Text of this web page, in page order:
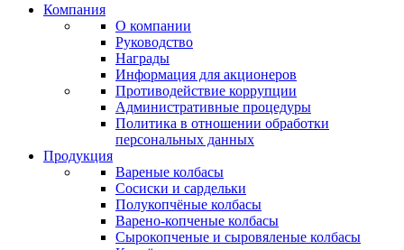
Компания
О компании
Руководство
Награды
Информация для акционеров
Противодействие коррупции
Административные процедуры
Политика в отношении обработки
персональных данных
Продукция
Вареные колбасы
Сосиски и сардельки
Полукопчёные колбасы
Варено-копченые колбасы
Сырокопченые и сыровяленые колбасы